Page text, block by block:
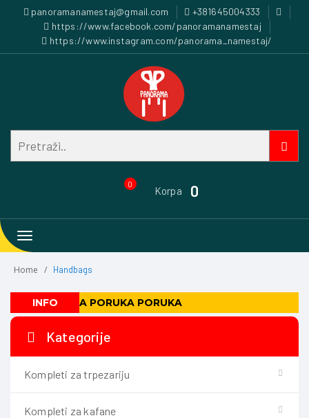
panoramanamestaj@gmail.com
+381645004333
https://www.facebook.com/panoramanamestaj
https://www.instagram.com/panorama_namestaj/
0
Korpa 0
Toggle
navigation
Home Handbags
PORUKA PORUKA PORUKA
INFO
Kategorije
Kompleti za trpezariju
Kompleti za kafane